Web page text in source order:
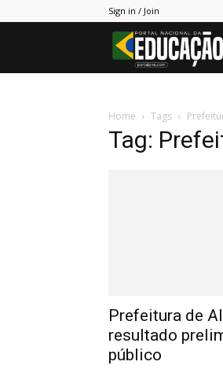
Sign in / Join
Home Tags
Tag:
Prefeitura de
resultado
público